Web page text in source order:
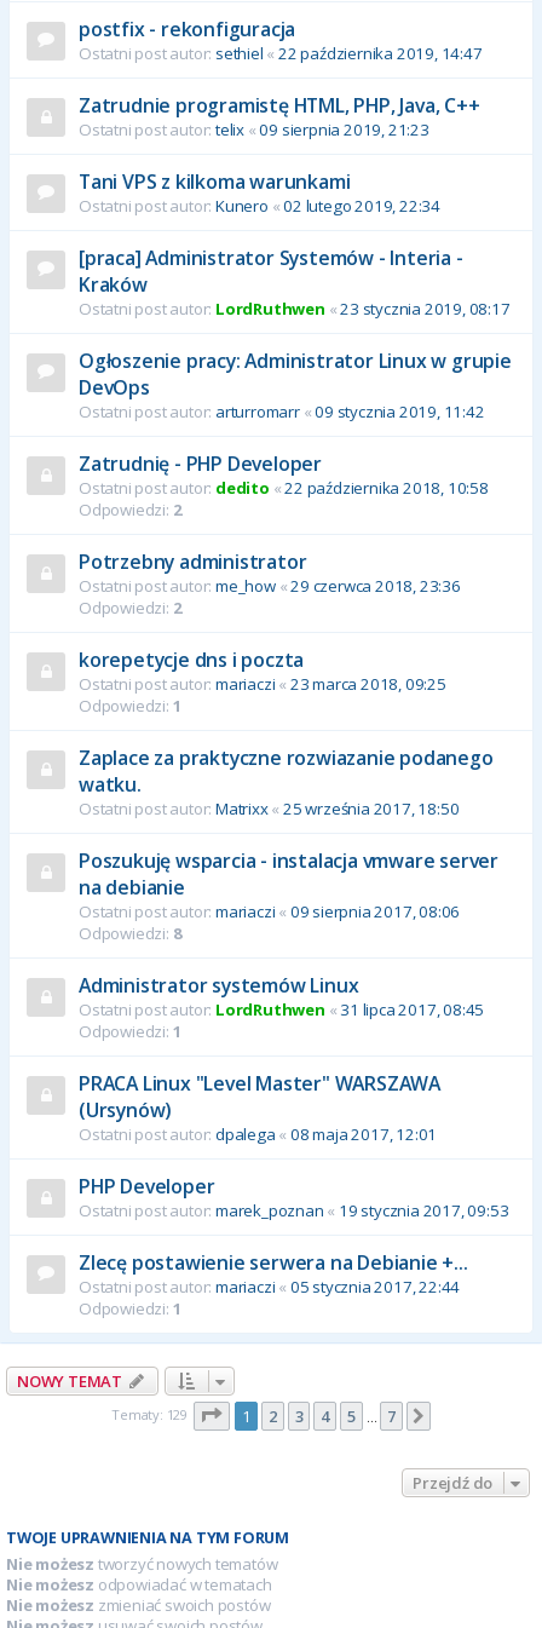
postfix - rekonfiguracja
Ostatni post autor: sethiel «22 października 2019, 14:47
Zatrudnie programistę HTML, PHP, Java, C++
Ostatni post autor: telix «09 sierpnia 2019, 21:23
Tani VPS z kilkoma warunkami
Ostatni post autor: Kunero «02 lutego 2019, 22:34
[praca] Administrator Systemów - Interia -
Kraków
Ostatni post autor: LordRuthwen «23 stycznia 2019, 08:17
Ogłoszenie pracy: Administrator Linux w grupie
DevOps
Ostatni post autor: arturromarr«09 stycznia 2019, 11:42
Zatrudnię - PHP Developer
Ostatni post autor: dedito «22 października 2018, 10:58
Odpowiedzi: 2
Potrzebny administrator
Ostatni post autor: me_how«29 czerwca 2018, 23:36
Odpowiedzi: 2
korepetycje dns i poczta
Ostatni post autor: mariaczi « 23 marca 2018, 09:25
Odpowiedzi: 1
Zaplace za praktyczne rozwiazanie podanego
watku.
Ostatni post autor: Matrixx«25 września 2017, 18:50
Poszukuję wsparcia - instalacja vmware server
na debianie
Ostatni post autor: mariaczi « 09 sierpnia 2017, 08:06
Odpowiedzi: 8
Administrator systemów Linux
Ostatni post autor: LordRuthwen « 31 lipca 2017, 08:45
Odpowiedzi: 1
PRACA Linux "Level Master" WARSZAWA
(Ursynów)
Ostatni post autor: dpalega «08 maja 2017, 12:01
PHP Developer
Ostatni post autor: marek_poznan « 19 stycznia 2017, 09:53
Zlecę postawienie serwera na Debianie +...
Ostatni post autor: mariaczi « 05 stycznia 2017, 22:44
Odpowiedzi: 1
NOWY TEMAT
Tematy: 129 Strona z7
1 2 3 4 5 7
Przejdź do
TWOJE UPRAWNIENIA NA TYM FORUM
Nie możesz tworzyć nowych tematów
Nie możesz odpowiadać w tematach
Nie możesz zmieniać swoich postów